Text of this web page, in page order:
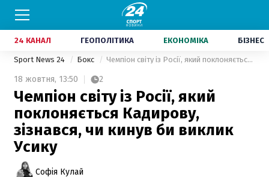
24 КАНАЛ ГЕОПОЛІТИКА ЕКОНОМІКА БІЗНЕС
Sport News 24 Бокс Чемпіон світу із Росії, який поклоняється Кадирову, зізнався, чи кинув би виклик Усику
18 жовтня, 13:50 2
Чемпіон світу із Росії, який
поклоняється Кадирову,
зізнався, чи кинув би виклик
Усику
Софія Кулай